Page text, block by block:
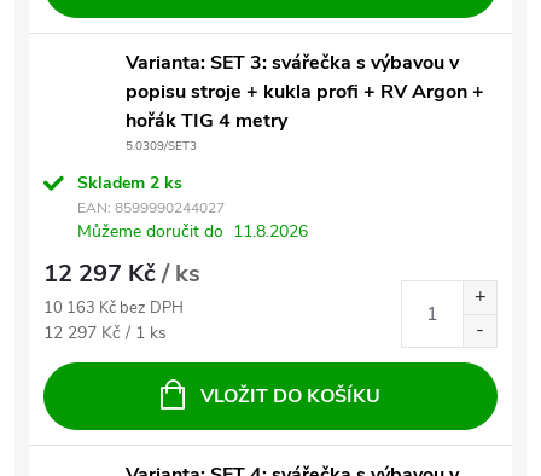
Varianta: SET 3: svářečka s výbavou v
popisu stroje + kukla profi + RV Argon +
hořák TIG 4 metry
5.0309/SET3
Skladem 2 ks
EAN: 8599990244027
Můžeme doručit do 11.8.2026
12 297 Kč/ ks
10 163 Kč bez DPH
Měrná cena:
12 297 Kč / 1 ks
VLOŽIT DO KOŠÍKU